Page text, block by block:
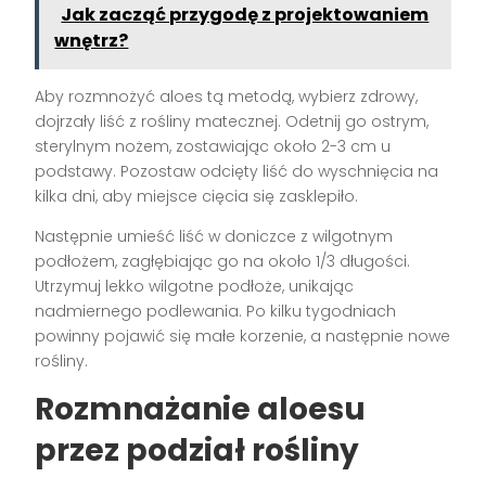
Jak zacząć przygodę z projektowaniem
wnętrz?
Aby rozmnożyć aloes tą metodą, wybierz zdrowy,
dojrzały liść z rośliny matecznej. Odetnij go ostrym,
sterylnym nożem, zostawiając około 2-3 cm u
podstawy. Pozostaw odcięty liść do wyschnięcia na
kilka dni, aby miejsce cięcia się zasklepiło.
Następnie umieść liść w doniczce z wilgotnym
podłożem, zagłębiając go na około 1/3 długości.
Utrzymuj lekko wilgotne podłoże, unikając
nadmiernego podlewania. Po kilku tygodniach
powinny pojawić się małe korzenie, a następnie nowe
rośliny.
Rozmnażanie aloesu
przez podział rośliny